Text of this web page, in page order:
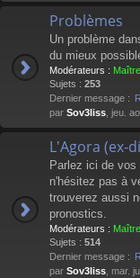
Problèmes
Un problème
du mieux
Modérateurs :
Sujets : 253
Dernier message :
par Sov3liss , jeu.
L'Agora (ex-
Parlez ici de
n'hésitez pas à
trouverez aussi
pronostics.
Modérateurs :
Sujets : 514
Dernier message :
par Sov3liss , mar.